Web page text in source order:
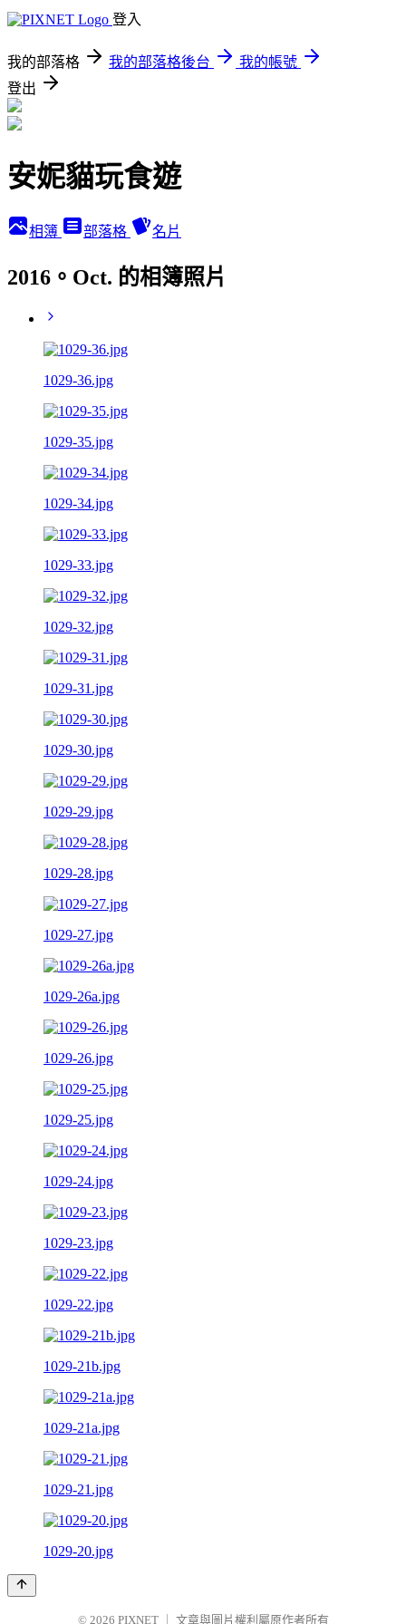
登入
我的部落格 我的部落格後台
我的帳號
登出
安妮貓玩食遊
相簿 部落格 名片
2016。Oct. 的相簿照片
1029-36.jpg
1029-35.jpg
1029-34.jpg
1029-33.jpg
1029-32.jpg
1029-31.jpg
1029-30.jpg
1029-29.jpg
1029-28.jpg
1029-27.jpg
1029-26a.jpg
1029-26.jpg
1029-25.jpg
1029-24.jpg
1029-23.jpg
1029-22.jpg
1029-21b.jpg
1029-21a.jpg
1029-21.jpg
1029-20.jpg
© 2026 PIXNET 文章與圖片權利屬原作者所有